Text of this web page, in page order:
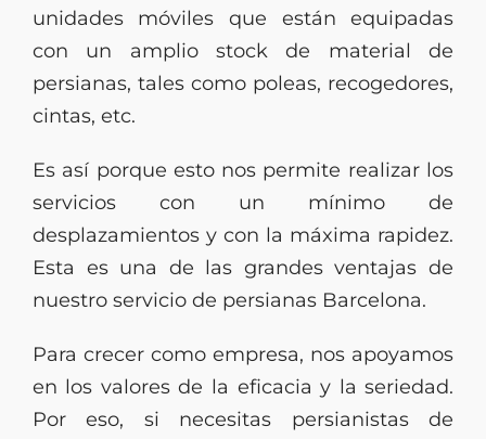
unidades móviles que están equipadas
con un amplio stock de material de
persianas, tales como poleas, recogedores,
cintas, etc.
Es así porque esto nos permite realizar los
servicios con un mínimo de
desplazamientos y con la máxima rapidez.
Esta es una de las grandes ventajas de
nuestro servicio de persianas Barcelona.
Para crecer como empresa, nos apoyamos
en los valores de la eficacia y la seriedad.
Por eso, si necesitas persianistas de